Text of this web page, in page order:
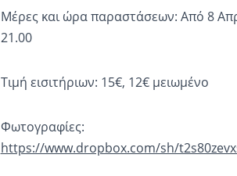
Μέρες και ώρα παραστάσεων: Από 8
21.00
Τιμή εισιτήριων: 15€, 12€ μειωμένο
Φωτογραφίες:
https://www.dropbox.com/sh/